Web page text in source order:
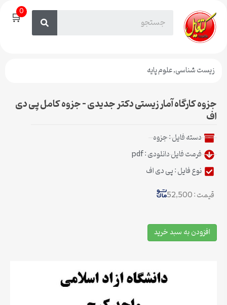
🛒0
زیست شناسی,علوم پایه
جزوه کارگاه آمار زیستی دکتر جدیدی – جزوه کامل پی دی
اف
دسته فایل :جزوه
فرمت فایل دانلودی : pdf
نوع فایل : پی دی اف
قیمت : 52,500
افزودن به سبد خرید